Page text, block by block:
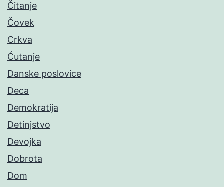
Čitanje
Čovek
Crkva
Ćutanje
Danske poslovice
Deca
Demokratija
Detinjstvo
Devojka
Dobrota
Dom